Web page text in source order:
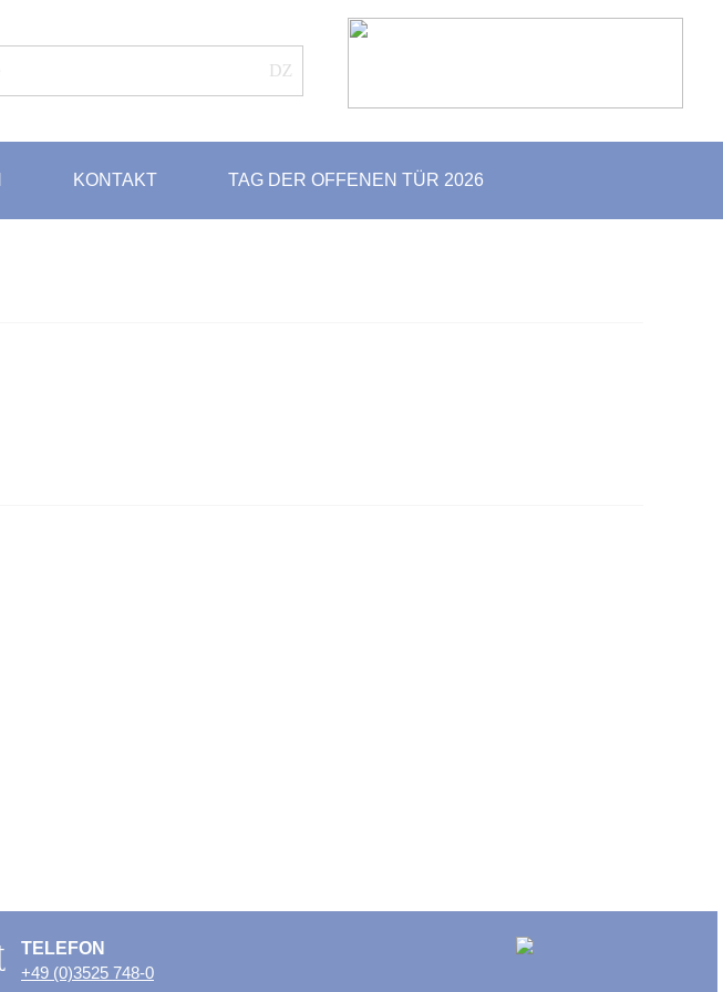
KONTAKT TAG DER OFFENEN TÜR 2026
TELEFON
+49 (0)3525 748-0